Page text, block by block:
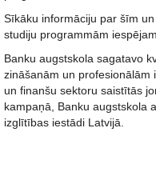
Sīkāku informāciju par šīm
studiju programmām
Banku augstskola sagatavo
zināšanām un
un finanšu sektoru saistītās
kampaņā, Banku augstskola
izglītības iestādi Latvijā.